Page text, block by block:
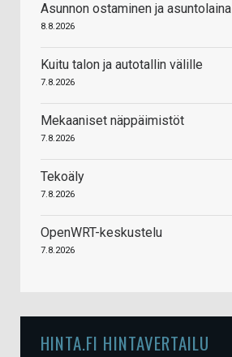
Asunnon ostaminen ja asuntolaina
8.8.2026
Kuitu talon ja autotallin välille
7.8.2026
Mekaaniset näppäimistöt
7.8.2026
Tekoäly
7.8.2026
OpenWRT-keskustelu
7.8.2026
HINTA.FI HINTAVERTAILU